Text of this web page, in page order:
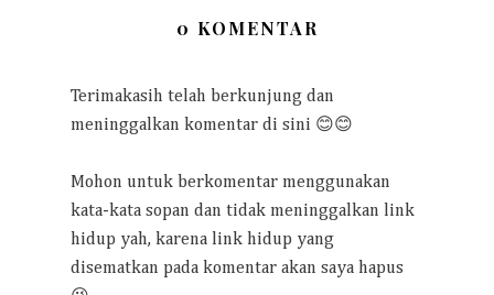
0 KOMENTAR
Terimakasih telah berkunjung dan
meninggalkan komentar di sini 😊😊
Mohon untuk berkomentar menggunakan
kata-kata sopan dan tidak meninggalkan link
hidup yah, karena link hidup yang
disematkan pada komentar akan saya hapus